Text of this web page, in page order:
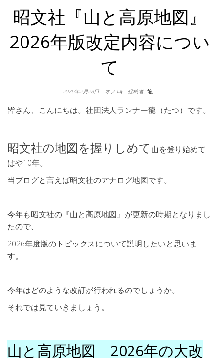
昭文社『山と高原地図』
2026年版改定内容につい
て
2026年2月28日 オフ 投稿者: 龍
皆さん、こんにちは。社団法人ランナー龍（たつ）です。
昭文社の地図を握りしめて 山を登り始めて
はや10年。
当ブログと言えば昭文社のアナログ地図です。
今年も昭文社の『山と高原地図』が更新の時期となりまし
たので、
2026年度版のトピックスについて説明したいと思いま
す。
今年はどのような改訂が行われるのでしょうか。
それでは見ていきましょう。
山と高原地図 2026年の大改